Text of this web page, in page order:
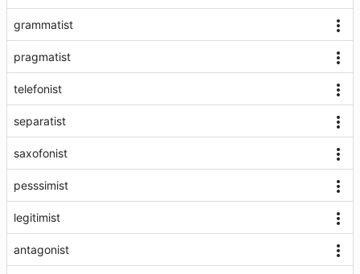
grammatist
pragmatist
telefonist
separatist
saxofonist
pesssimist
legitimist
antagonist